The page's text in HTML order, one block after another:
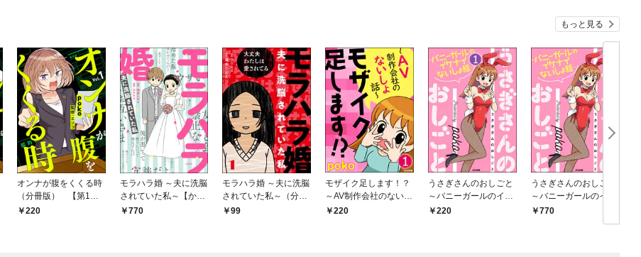
もっと見る
オンナが腹をくくる時
（分冊版） 【第1
話】220
モラハラ婚 ～夫に洗脳
されていた私～【かき
おろし漫画付】
770
モラハラ婚 ～夫に洗脳
されていた私～（分冊
版） 【第1話】
99
モザイク足します！？
～AV制作会社のないし
ょ話～（分冊版）
220
うさぎさんのおしごと
～バニーガールのイケ
ナイないしょ話～（分
220
うさぎさんのおしごと
～バニーガールのイケ
ナイないしょ話～
770